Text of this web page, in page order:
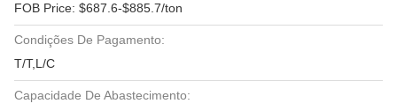
FOB Price: $687.6-$885.7/ton
Condições De Pagamento:
T/T,L/C
Capacidade De Abastecimento: